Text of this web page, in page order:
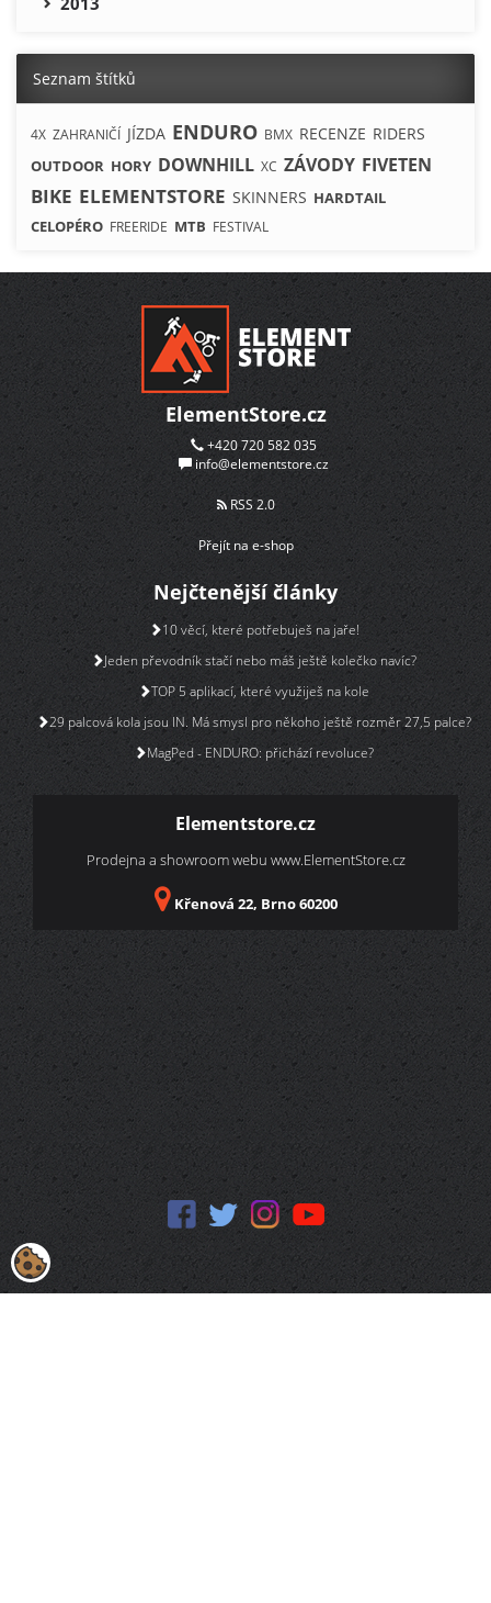
Seznam štítků
4X ZAHRANIČÍ JÍZDA ENDURO BMX RECENZE RIDERS
OUTDOOR HORY DOWNHILL XC ZÁVODY FIVETEN
BIKE ELEMENTSTORE SKINNERS HARDTAIL
CELOPÉRO FREERIDE MTB FESTIVAL
ElementStore.cz
+420 720 582 035
info@elementstore.cz
RSS 2.0
Přejít na e-shop
Nejčtenější články
10 věcí, které potřebuješ na jaře!
Jeden převodník stačí nebo máš ještě kolečko navíc?
TOP 5 aplikací, které využiješ na kole
29 palcová kola jsou IN. Má smysl pro někoho ještě rozměr 27,5 palce?
MagPed - ENDURO: přichází revoluce?
Elementstore.cz
Prodejna a showroom webu www.ElementStore.cz
Křenová 22, Brno 60200